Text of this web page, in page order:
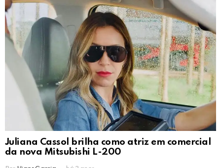
Juliana Cassol brilha como atriz em comercial
da nova Mitsubishi L-200